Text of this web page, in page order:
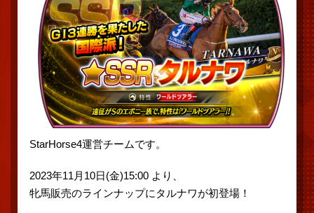
StarHorse4運営チームです。
2023年11月10日(金)15:00 より、
牝馬販売のラインナップにタルナワが初登場！